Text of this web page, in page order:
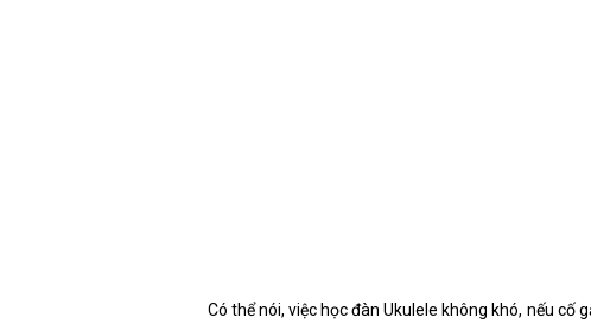
Có thể nói, việc học đàn Ukulele không khó, nếu